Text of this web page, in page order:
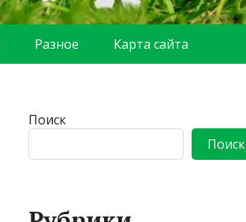
Разное Карта сайта
Поиск
Поиск